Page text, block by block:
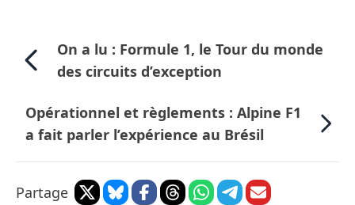
On a lu : Formule 1, le Tour du monde
des circuits d’exception
Opérationnel et règlements : Alpine F1
a fait parler l’expérience au Brésil
Partage